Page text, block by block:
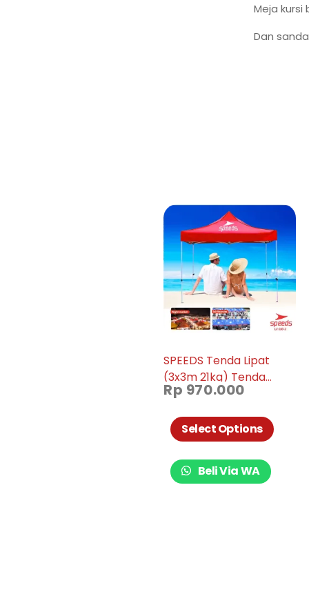
Meja
Dan
SPEEDS Tenda Lipat
(3x3m 21kg) Tenda
Bazar Pameran Tenda
Rp 970.000
Select Options
Beli Via WA